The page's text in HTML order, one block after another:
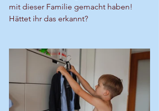
mit dieser Familie gemacht haben!
Hättet ihr das erkannt?